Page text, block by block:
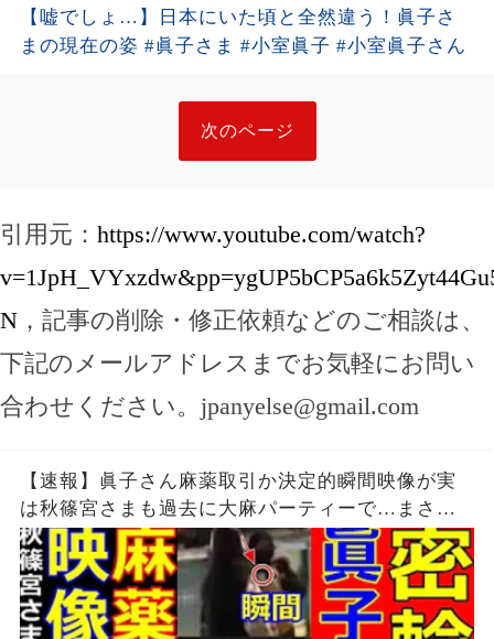
【嘘でしょ…】日本にいた頃と全然違う！眞子さ
まの現在の姿 #眞子さま #小室眞子 #小室眞子さん
次のページ
引用元： https://www.youtube.com/watch?
N ，記事の削除・修正依頼などのご相談は、
下記のメールアドレスまでお気軽にお問い
合わせください。 jpanyelse@gmail.com
【速報】眞子さん麻薬取引か決定的瞬間映像が実
は秋篠宮さまも過去に大麻パーティーで…まさか
日本で転売計画で大爆笑